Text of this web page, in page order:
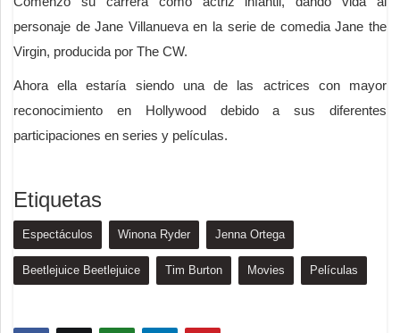
personaje de Jane Villanueva en la serie de comedia Jane the
Virgin, producida por The CW.
Ahora ella estaría siendo una de las actrices con mayor
reconocimiento en Hollywood debido a sus diferentes
participaciones en series y películas.
Etiquetas
Espectáculos Winona Ryder Jenna Ortega
Beetlejuice Beetlejuice Tim Burton Movies Películas